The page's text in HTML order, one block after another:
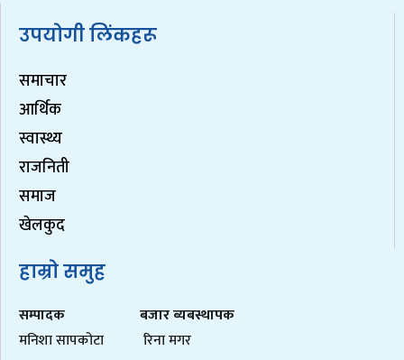
उपयोगी लिंकहरू
समाचार
आर्थिक
स्वास्थ्य
राजनिती
समाज
खेलकुद
हाम्रो समुह
सम्पादक
मनिशा सापकोटा
बजार ब्यबस्थापक
रिना मगर